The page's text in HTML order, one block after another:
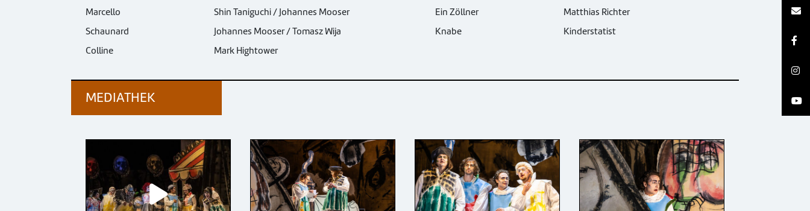
Marcello
Shin Taniguchi / Johannes Mooser
Schaunard
Johannes Mooser / Tomasz Wija
Colline
Mark Hightower
Ein Zöllner
Matthias Richter
Knabe
Kinderstatist
MEDIATHEK